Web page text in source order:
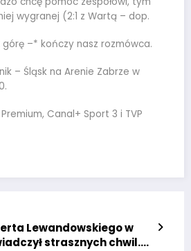
wygranej (2:1 z Wartą – dop.
–* kończy nasz rozmówca.
– Śląsk na Arenie Zabrze w
Canal+ Sport 3 i TVP
Lewandowskiego w
strasznych chwil.